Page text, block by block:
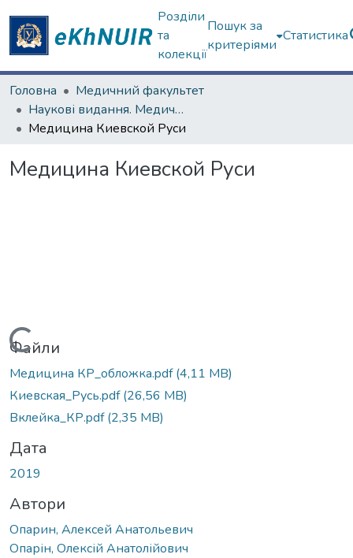
Розділи
та
колекції
Пошук за
критеріями
Статистика
Головна
Медичний факультет
Наукові видання. Медичний факультет
Медицина Киевской Руси
Медицина Киевской Руси
Вантажиться...
Файли
Медицина КР_обложка.pdf(4,11 MB)
Киевская_Русь.pdf(26,56 MB)
Вклейка_КР.pdf(2,35 MB)
Дата
2019
Автори
Опарин, Алексей Анатольевич
Опарін, Олексій Анатолійович